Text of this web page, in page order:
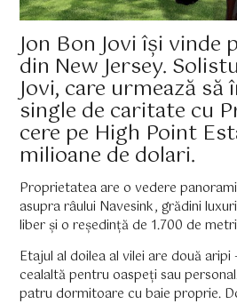
Jon Bon Jovi își vinde
din New Jersey.
Jovi, care urmează
single de caritate cu
cere pe High Point
milioane de dolari.
Proprietatea are o vedere
asupra râului Navesink, grădini
liber și o reședință de 1.700 de
Etajul al doilea al vilei are două
cealaltă pentru oaspeți sau
patru dormitoare cu baie proprie.